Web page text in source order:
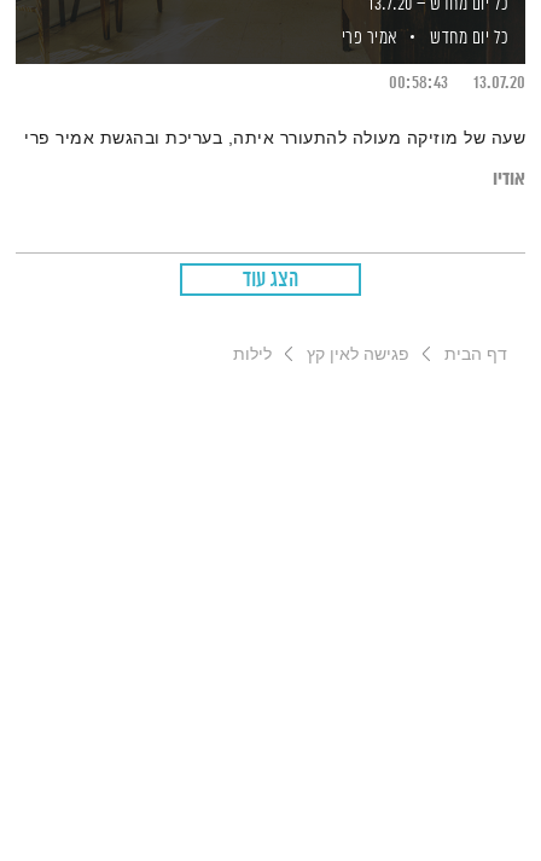
כל יום מחדש – 13.7.20
כל יום מחדש
אמיר פרי
13.07.20
00:58:43
שעה של מוזיקה מעולה להתעורר איתה, בעריכת ובהגשת אמיר פרי
אודיו
הצג עוד
דף הבית פגישה לאין קץ לילות